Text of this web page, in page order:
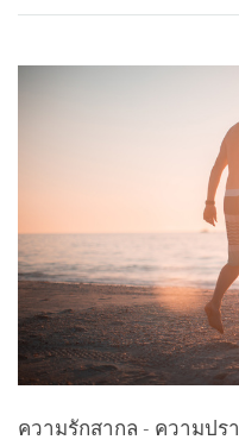
on
ความรักสากล - ความป